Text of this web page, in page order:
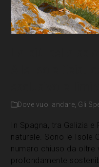
Dove vuoi andare Gli
In Spagna, tra Galizia
naturale. Sono le Isole
numero chiuso da oltre
profondamente